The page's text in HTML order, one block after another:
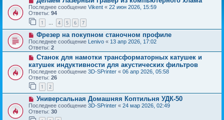
Последнее сообщение Vikent « 22 июн 2026, 15:59
Ответы: 94
1 … 4 5 6 7
Фрезер на покупном станочном профиле
Последнее сообщение Lenivo « 13 апр 2026, 17:02
Ответы: 2
Станок для намотки трансформаторных катушек и
катушек индуктивности для акустических фильтров
Последнее сообщение 3D-SPrinter « 06 апр 2026, 05:58
Ответы: 26
1 2
Универсальная Домашняя Коптильня УДК-50
Последнее сообщение 3D-SPrinter « 24 мар 2026, 02:49
Ответы: 30